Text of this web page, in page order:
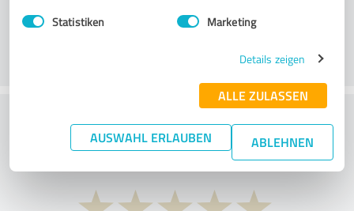
Statistiken Marketing
Details zeigen
ALLE ZULASSEN
AUSWAHL ERLAUBEN ABLEHNEN
Fiyat/performans oranı hakkında ne
düşünüyorsunuz?